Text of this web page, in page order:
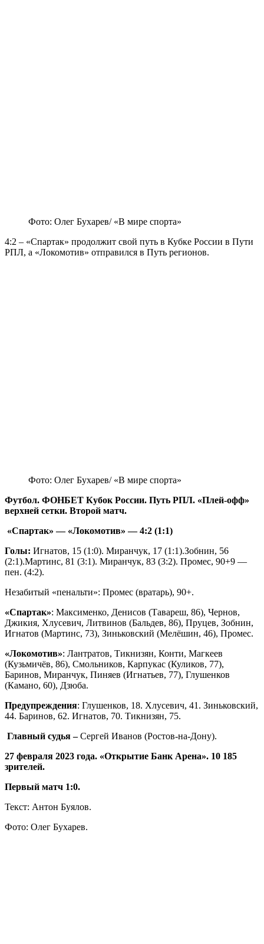
Фото: Олег Бухарев/ «В мире спорта»
4:2 – «Спартак» продолжит свой путь в Кубке России в Пути
РПЛ, а «Локомотив» отправился в Путь регионов.
Фото: Олег Бухарев/ «В мире спорта»
Футбол. ФОНБЕТ Кубок России. Путь РПЛ. «Плей-офф»
верхней сетки. Второй матч.
«Спартак» — «Локомотив» — 4:2 (1:1)
Голы: Игнатов, 15 (1:0). Миранчук, 17 (1:1).Зобнин, 56
(2:1).Мартинс, 81 (3:1). Миранчук, 83 (3:2). Промес, 90+9 —
пен. (4:2).
Незабитый «пенальти»: Промес (вратарь), 90+.
«Спартак»: Максименко, Денисов (Тавареш, 86), Чернов,
Джикия, Хлусевич, Литвинов (Бальдев, 86), Пруцев, Зобнин,
Игнатов (Мартинс, 73), Зиньковский (Мелёшин, 46), Промес.
«Локомотив»: Лантратов, Тикнизян, Конти, Магкеев
(Кузьмичёв, 86), Смольников, Карпукас (Куликов, 77),
Баринов, Миранчук, Пиняев (Игнатьев, 77), Глушенков
(Камано, 60), Дзюба.
Предупреждения: Глушенков, 18. Хлусевич, 41. Зиньковский,
44. Баринов, 62. Игнатов, 70. Тикнизян, 75.
Главный судья –Сергей Иванов (Ростов-на-Дону).
27 февраля 2023 года. «Открытие Банк Арена». 10 185
зрителей.
Первый матч 1:0.
Текст: Антон Буялов.
Фото: Олег Бухарев.